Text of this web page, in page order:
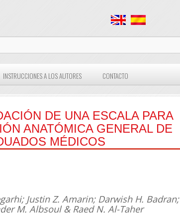
INSTRUCCIONES A LOS AUTORES CONTACTO
DE UNA ESCALA PARA
ANATÓMICA GENERAL DE
MÉDICOS
Justin Z. Amarin; Darwish H. Badran;
M. Albsoul & Raed N. Al-Taher